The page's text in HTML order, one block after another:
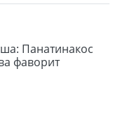
Панатинакос
фаворит